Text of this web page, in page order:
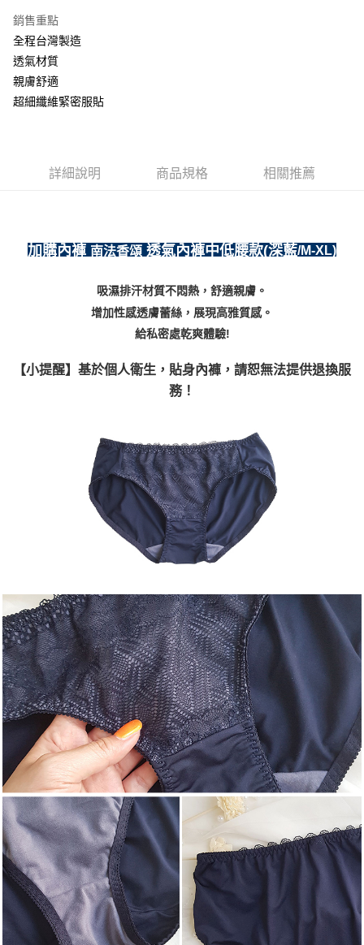
付款後全家取貨
每筆NT$60，滿NT$999(含以上)免運費
付款後7-11取貨
銷售重點
全程台灣製造
透氣材質
親膚舒適
超細纖維緊密服貼
詳細說明 商品規格 相關推薦
加購內褲 南法香頌 透氣內褲中低腰款(深藍/M-XL)
吸濕排汗材質不悶熱，舒適親膚。
增加性感透膚蕾絲，展現高雅質感。
給私密處乾爽體驗!
【小提醒】基於個人衛生，貼身內褲，請恕無法提供退換服
務！